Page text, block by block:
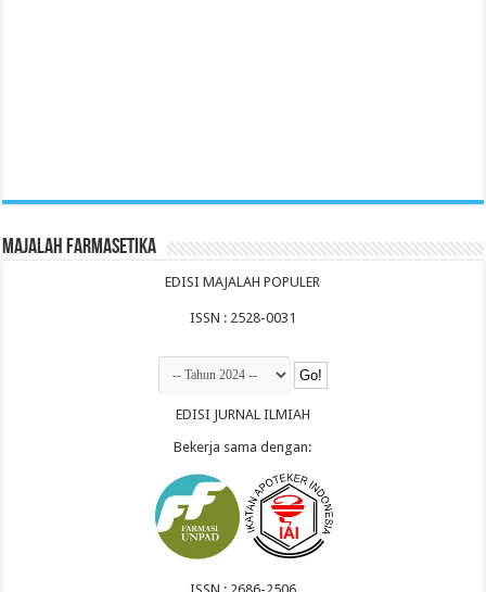
Majalah Farmasetika
EDISI MAJALAH POPULER
ISSN : 2528-0031
EDISI JURNAL ILMIAH
Bekerja sama dengan: